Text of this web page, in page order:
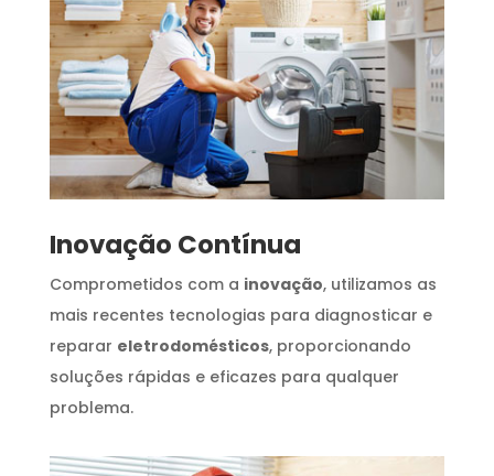
Inovação Contínua
Comprometidos com a inovação, utilizamos as
mais recentes tecnologias para diagnosticar e
reparar eletrodomésticos, proporcionando
soluções rápidas e eficazes para qualquer
problema.